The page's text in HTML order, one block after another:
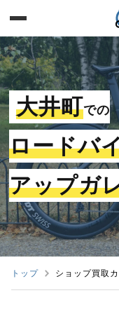
大井町での
ロードバ
アップガ
トップ ショップ買取